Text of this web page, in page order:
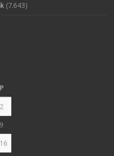
(7.643)
P
2
9
16